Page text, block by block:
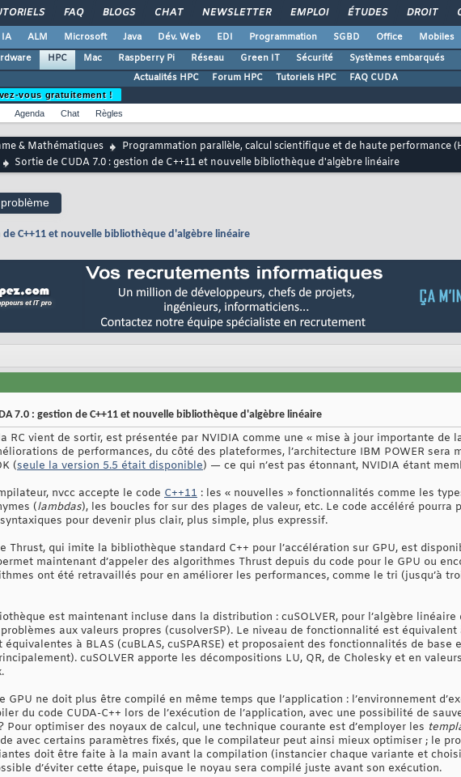
FAQ BLOGS CHAT NEWSLETTER EMPLOI ÉTUDES DROIT
IA ALM Microsoft Java Dév. Web EDI Programmation SGBD Office Mobiles
HPC Mac Raspberry Pi Réseau Green IT Sécurité Systèmes embarqués
Actualités HPC
Forum HPC Tutoriels HPC FAQ CUDA
vous gratuitement !
Agenda Chat Règles
& Mathématiques
Programmation parallèle, calcul scientifique et de haute performance
Sortie de CUDA 7.0 : gestion de C++11 et nouvelle bibliothèque d'algèbre linéaire
de C++11 et nouvelle bibliothèque d'algèbre linéaire
7.0 : gestion de C++11 et nouvelle bibliothèque d'algèbre linéaire
RC vient de sortir, est présentée par NVIDIA comme une « mise à jour importante de
de performances, du côté des plateformes, l’architecture IBM POWER sera
(seule la version 5.5 était disponible) — ce qui n’est pas étonnant, NVIDIA étant
nvcc accepte le code C++11 : les « nouvelles » fonctionnalités comme les
(lambdas), les boucles for sur des plages de valeur, etc. Le code accéléré pourra
pour devenir plus clair, plus simple, plus expressif.
Thrust, qui imite la bibliothèque standard C++ pour l’accélération sur GPU, est
maintenant d’appeler des algorithmes Thrust depuis du code pour le GPU ou
ont été retravaillés pour en améliorer les performances, comme le tri (jusqu’à
est maintenant incluse dans la distribution : cuSOLVER, pour l’algèbre
aux valeurs propres (cusolverSP). Le niveau de fonctionnalité est
équivalentes à BLAS (cuBLAS, cuSPARSE) et proposaient des fonctionnalités de
cuSOLVER apporte les décompositions LU, QR, de Cholesky et en
GPU ne doit plus être compilé en même temps que l’application : l’environnement
du code CUDA-C++ lors de l’exécution de l’application, avec une possibilité de
Pour optimiser des noyaux de calcul, une technique courante est d’employer les
avec certains paramètres fixés, que le compilateur peut ainsi mieux optimiser ; le
doit être faite à la main avant la compilation (instancier chaque variante et
d’éviter cette étape, puisque le noyau sera compilé juste avant son exécution.